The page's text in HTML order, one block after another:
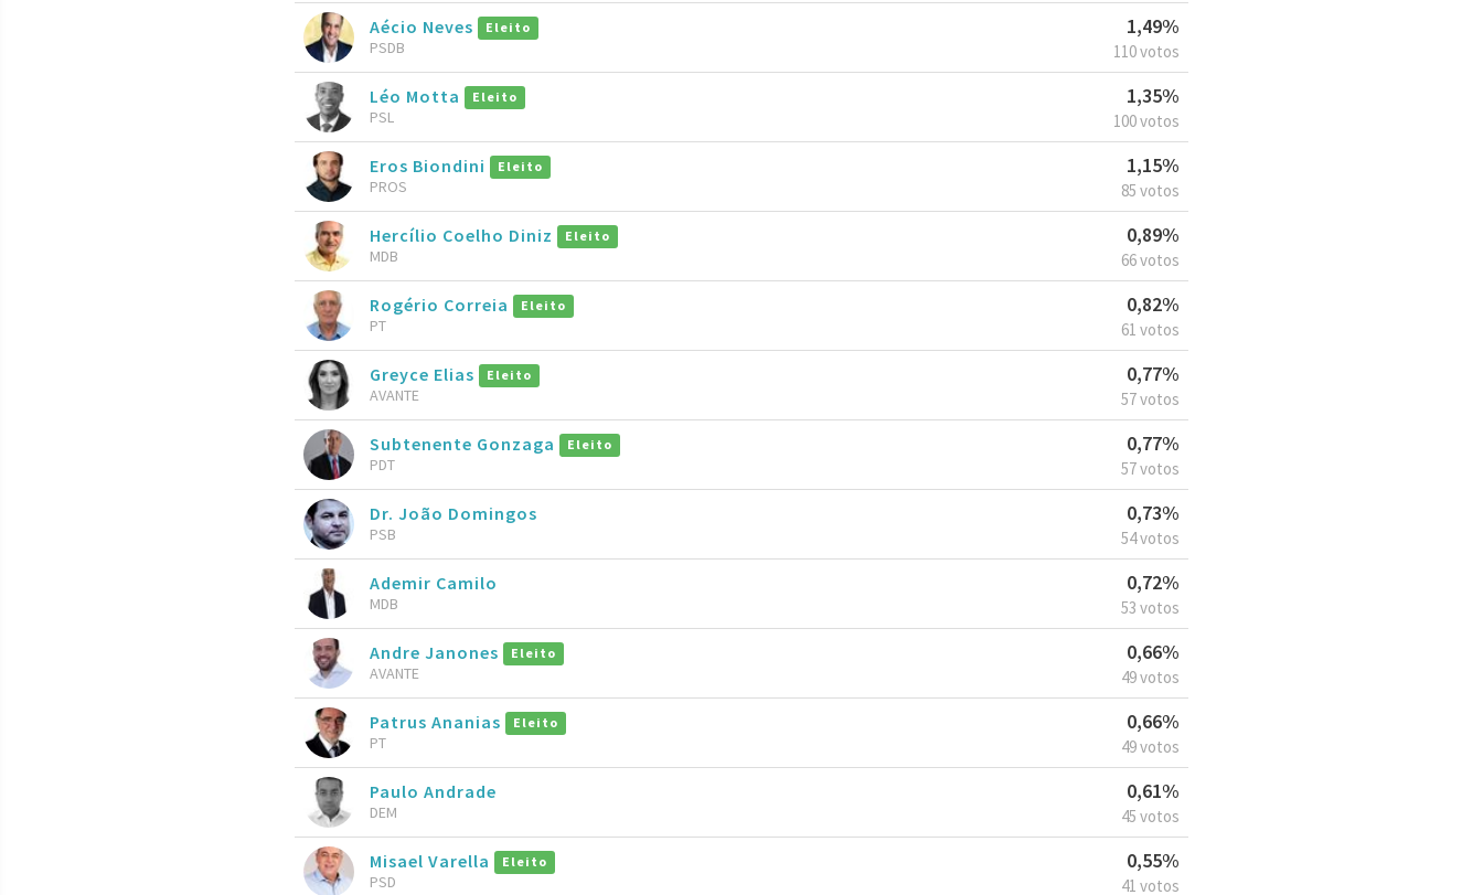
Aécio Neves Eleito
PSDB
1,49%
110 votos
Léo Motta Eleito
PSL
1,35%
100 votos
Eros Biondini Eleito
PROS
1,15%
85 votos
Hercílio Coelho Diniz Eleito
MDB
0,89%
66 votos
Rogério Correia Eleito
PT
0,82%
61 votos
Greyce Elias Eleito
AVANTE
0,77%
57 votos
Subtenente Gonzaga Eleito
PDT
0,77%
57 votos
Dr. João Domingos
PSB
0,73%
54 votos
Ademir Camilo
MDB
0,72%
53 votos
Andre Janones Eleito
AVANTE
0,66%
49 votos
Patrus Ananias Eleito
PT
0,66%
49 votos
Paulo Andrade
DEM
0,61%
45 votos
Misael Varella Eleito
PSD
0,55%
41 votos